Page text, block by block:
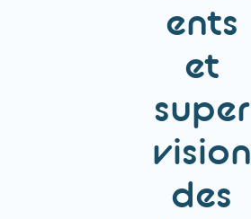
ents
et
super
vision
des